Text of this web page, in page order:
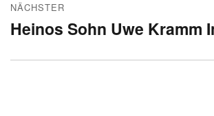
NÄCHSTER
Nächster
Heinos Sohn Uwe Kramm